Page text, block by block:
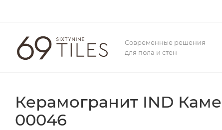
Современные решения
для пола и стен
Керамогранит IND
00046